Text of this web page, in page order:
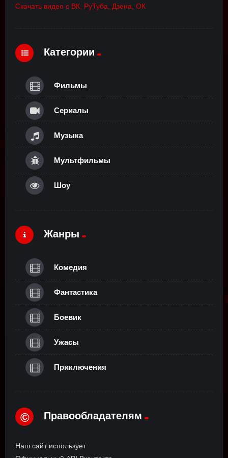
Скачать видео с ВК, РуТуба, Дзена, ОК
Категории
Фильмы
Сериалы
Музыка
Мультфильмы
Шоу
Жанры
Комедия
Фантастика
Боевик
Ужасы
Приключения
© Правообладателям
Наш сайт использует